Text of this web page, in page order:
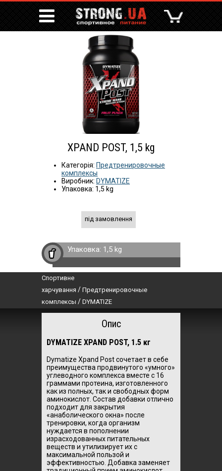
XPAND POST, 1,5 kg
Категорія: Предтренировочные
комплексы
Виробник: DYMATIZE
Упаковка: 1,5 kg
під замовлення
Упаковка: 1,5 kg
Спортивне
харчування / Предтренировочные
комплексы / DYMATIZE
Опис
DYMATIZE XPAND POST, 1.5 кг
Dymatize Xpand Post сочетает в себе
преимущества продвинутого «умного»
углеводного комплекса вместе с 16
граммами протеина, изготовленного
как из полных, так и свободных форм
аминокислот. Состав добавки отлично
подходит для закрытия
«анаболического окна» после
тренировки, когда организм
нуждается в пополнении
израсходованных питательных
веществ и утилизирует их с
максимальной пользой и
эффективностью. Добавка заменяет